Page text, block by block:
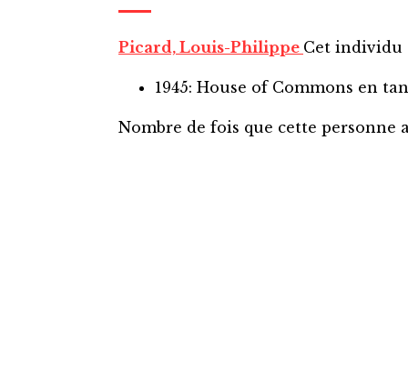
Picard, Louis-Philippe Cet individu
1945: House of Commons en
Nombre de fois que cette personne